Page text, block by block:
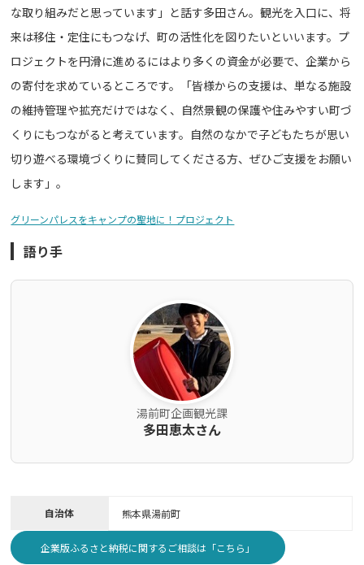
な取り組みだと思っています」と話す多田さん。観光を入口に、将
来は移住・定住にもつなげ、町の活性化を図りたいといいます。プ
ロジェクトを円滑に進めるにはより多くの資金が必要で、企業から
の寄付を求めているところです。「皆様からの支援は、単なる施設
の維持管理や拡充だけではなく、自然景観の保護や住みやすい町づ
くりにもつながると考えています。自然のなかで子どもたちが思い
切り遊べる環境づくりに賛同してくださる方、ぜひご支援をお願い
します」。
グリーンパレスをキャンプの聖地に！プロジェクト
語り手
湯前町企画観光課
多田恵太さん
自治体 熊本県湯前町
企業版ふるさと納税に関するご相談は「こちら」